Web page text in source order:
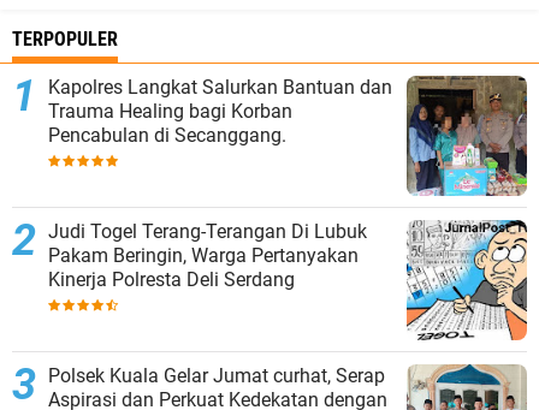
TERPOPULER
Kapolres Langkat Salurkan Bantuan dan
Trauma Healing bagi Korban
Pencabulan di Secanggang.
Judi Togel Terang-Terangan Di Lubuk
Pakam Beringin, Warga Pertanyakan
Kinerja Polresta Deli Serdang
Polsek Kuala Gelar Jumat curhat, Serap
Aspirasi dan Perkuat Kedekatan dengan